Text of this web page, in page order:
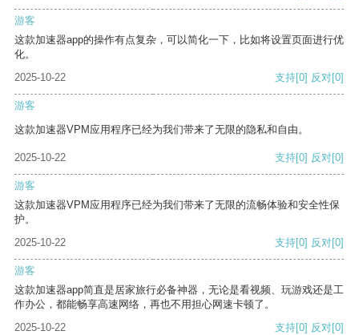
游客
这款加速器app的操作有点复杂，可以简化一下，比如将设置页面进行优
化。
2025-10-22
支持[0] 反对[0]
游客
这款加速器VPM应用程序已经为我们带来了无限的隐私和自由。
2025-10-22 支持[0] 反对[0]
游客
这款加速器VPM应用程序已经为我们带来了无限的流畅体验和安全性保
护。
2025-10-22
支持[0] 反对[0]
游客
这款加速器app简直是居家旅行必备神器，无论是看视频、玩游戏还是工
作办公，都能畅享高速网络，再也不用担心网速卡顿了。
2025-10-22
支持[0] 反对[0]